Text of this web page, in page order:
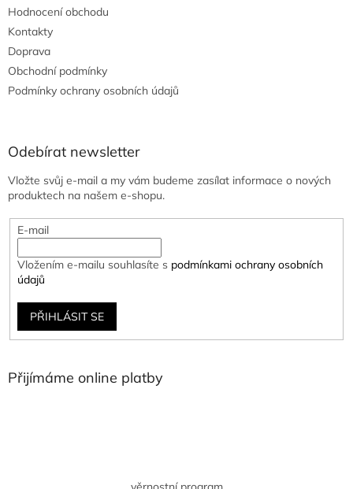
Hodnocení obchodu
Kontakty
Doprava
Obchodní podmínky
Podmínky ochrany osobních údajů
Odebírat newsletter
Vložte svůj e-mail a my vám budeme zasílat informace o nových
produktech na našem e-shopu.
E-mail
Vložením e-mailu souhlasíte s podmínkami ochrany osobních
údajů
PŘIHLÁSIT SE
Přijímáme online platby